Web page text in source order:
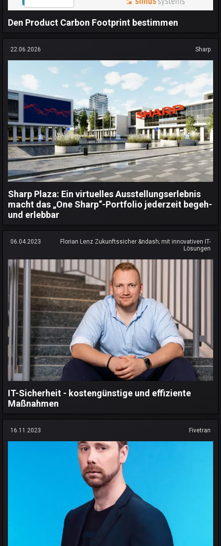
Den Product Carbon Footprint bestimmen
22.06.2026 Sharp
Sharp Plaza: Ein virtuelles Ausstellungserlebnis
macht das „One Sharp“-Portfolio jederzeit begeh-
und erlebbar
06.04.2023
Florian Lenz Zukunftssicher &ndash; mit innovativen IT-
Lösungen
IT-Sicherheit - kostengünstige und effiziente
Maßnahmen
16.11.2023 Fivetran